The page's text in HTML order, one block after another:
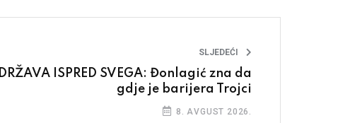
SLJEDEĆI
DRŽAVA ISPRED SVEGA: Đonlagić zna da
gdje je barijera Trojci
8. AVGUST 2026.